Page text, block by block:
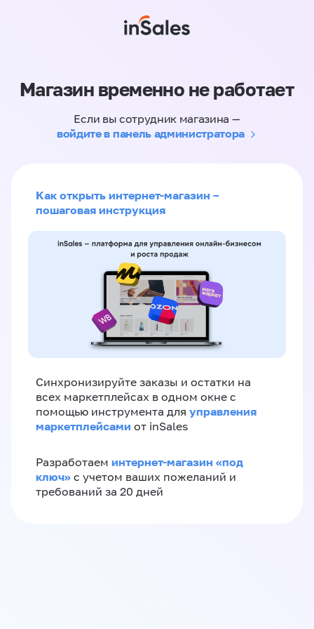
Магазин временно не работает
Если вы сотрудник магазина —
войдите в панель администратора
Как открыть интернет-магазин –
пошаговая инструкция
Синхронизируйте заказы и остатки на
всех маркетплейсах в одном окне с
помощью инструмента для управления
маркетплейсами от inSales
Разработаем интернет-магазин «‎под
ключ»‎ с учетом ваших пожеланий и
требований за 20 дней